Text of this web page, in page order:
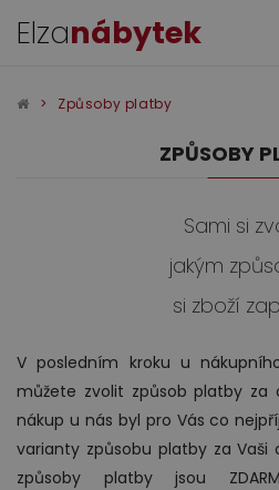
Elzanábytek
Sedací
Obývací
Způsoby platby
ZPŮSOBY
Sami si
jakým
si zboží
V posledním kroku u
můžete zvolit způsob platby za
nákup u nás byl pro Vás co
varianty způsobu platby za Vaši
způsoby platby jsou